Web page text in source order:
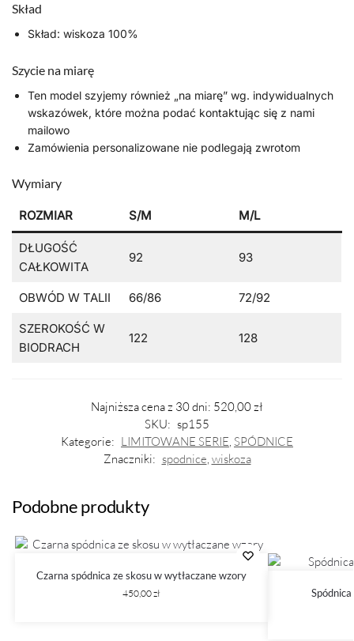
Skład
Skład: wiskoza 100%
Szycie na miarę
Ten model szyjemy również „na miarę” wg. indywidualnych
wskazówek, które można podać kontaktując się z nami
mailowo
Zamówienia personalizowane nie podlegają zwrotom
Wymiary
ROZMIAR S/M M/L
DŁUGOŚĆ
CAŁKOWITA
92 93
OBWÓD W TALII 66/86 72/92
SZEROKOŚĆ W
BIODRACH
122 128
Najniższa cena z 30 dni: 520,00zł
SKU: sp155
Kategorie: LIMITOWANE SERIE, SPÓDNICE
Znaczniki: spodnice, wiskoza
Podobne produkty
Czarna spódnica ze skosu w wytłaczane wzory
450,00zł